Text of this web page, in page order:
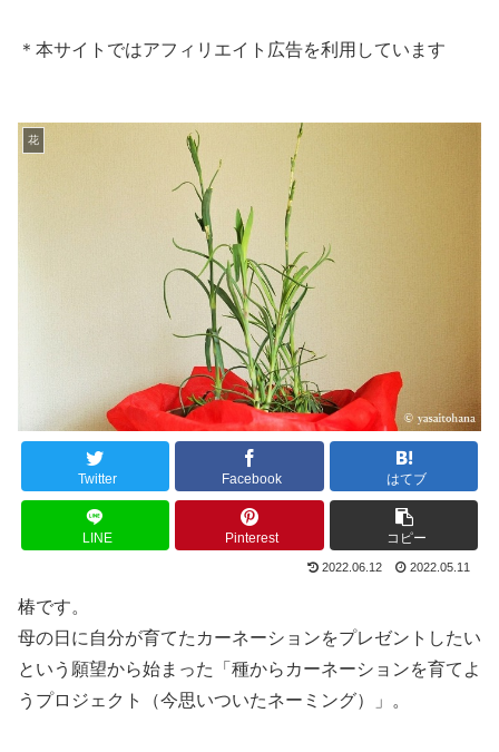
＊本サイトではアフィリエイト広告を利用しています
花
Twitter Facebook はてブ
LINE Pinterest コピー
2022.06.12 2022.05.11
椿です。
母の日に自分が育てたカーネーションをプレゼントしたい
という願望から始まった「種からカーネーションを育てよ
うプロジェクト（今思いついたネーミング）」。